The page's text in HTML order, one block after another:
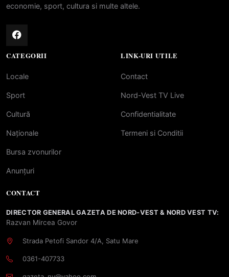
economie, sport, cultura si multe altele.
CATEGORII
Locale
Sport
Cultură
Naționale
Bursa zvonurilor
Anunțuri
LINK-URI UTILE
Contact
Nord-Vest TV Live
Confidentialitate
Termeni si Conditii
CONTACT
DIRECTOR GENERAL GAZETA DE NORD-VEST & NORD VEST TV:
Razvan Mircea Govor
Strada Petofi Sandor 4/A, Satu Mare
0361-407733